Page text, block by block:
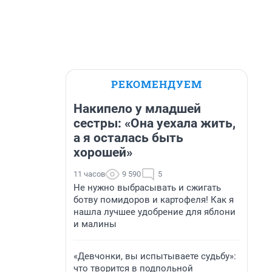
РЕКОМЕНДУЕМ
Накипело у младшей
сестры: «Она уехала жить,
а я осталась быть
хорошей»
11 часов 9 590 5
Не нужно выбрасывать и сжигать
ботву помидоров и картофеля! Как я
нашла лучшее удобрение для яблони
и малины
«Девчонки, вы испытываете судьбу»:
что творится в подпольной